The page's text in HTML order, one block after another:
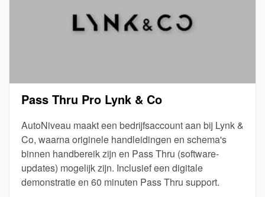
Pass Thru Pro Lynk & Co
AutoNiveau maakt een bedrijfsaccount aan bij Lynk &
Co, waarna originele handleidingen en schema's
binnen handbereik zijn en Pass Thru (software-
updates) mogelijk zijn. Inclusief een digitale
demonstratie en 60 minuten Pass Thru support.